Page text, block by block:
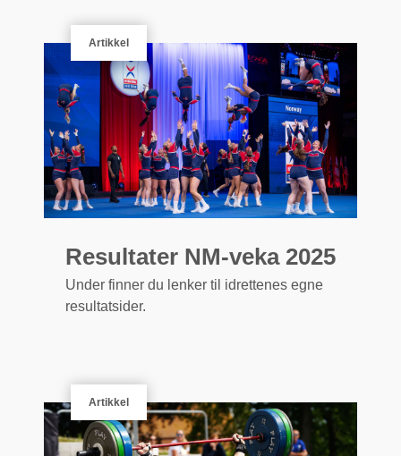
Artikkel
Resultater NM-veka 2025
Under finner du lenker til idrettenes egne
resultatsider.
Artikkel